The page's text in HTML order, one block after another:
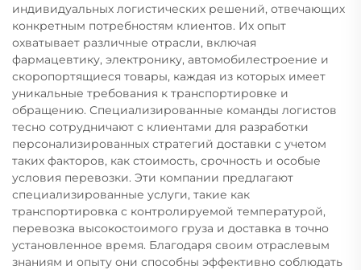
индивидуальных логистических решений, отвечающих
конкретным потребностям клиентов. Их опыт
охватывает различные отрасли, включая
фармацевтику, электронику, автомобилестроение и
скоропортящиеся товары, каждая из которых имеет
уникальные требования к транспортировке и
обращению. Специализированные команды логистов
тесно сотрудничают с клиентами для разработки
персонализированных стратегий доставки с учетом
таких факторов, как стоимость, срочность и особые
условия перевозки. Эти компании предлагают
специализированные услуги, такие как
транспортировка с контролируемой температурой,
перевозка высокостоимого груза и доставка в точно
установленное время. Благодаря своим отраслевым
знаниям и опыту они способны эффективно соблюдать